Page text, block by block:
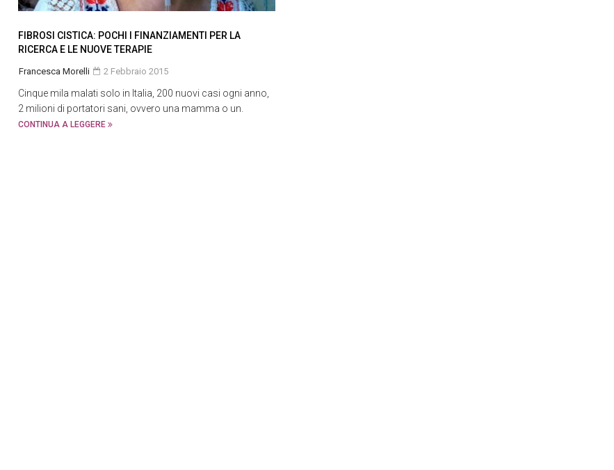
FIBROSI CISTICA: POCHI I FINANZIAMENTI PER LA
RICERCA E LE NUOVE TERAPIE
Francesca Morelli 2 Febbraio 2015
Cinque mila malati solo in Italia, 200 nuovi casi ogni anno,
2 milioni di portatori sani, ovvero una mamma o un.
CONTINUA A LEGGERE